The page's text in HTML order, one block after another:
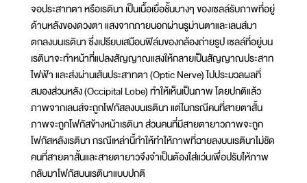
จอประสาทตา หรือเรตินา เป็นเนื้อเยื่อชั้นบางๆ ของเซลล์รับภาพที่อยู่
ด้านหลังของดวงตา แสงจากภายนอกผ่านรูม่านตาและเลนส์มา
ตกลงบนเรตินา ซึ่งเปรียบเสมือนฟิล์มของกล้องถ่ายรูป เซลล์ที่อยู่บน
เรตินาจะทำหน้าที่แปลงสัญญาณแสงให้กลายเป็นสัญญาณประสาท
ไฟฟ้า และส่งผ่านเส้นประสาทตา (Optic Nerve) ไปประมวลผลที่
สมองส่วนหลัง (Occipital Lobe) ทำให้เห็นเป็นภาพ โดยปกติแล้ว
ภาพจากเลนส์จะถูกโฟกัสลงบนเรตินา แต่ในกรณีคนที่สายตาสั้น
ภาพจะถูกโฟกัสข้างหน้าเรตินา ส่วนคนที่มีสายตายาวภาพจะถูก
โฟกัสหลังเรตินา กรณีเหล่านี้ทำให้ทำให้ภาพที่ฉายลงบนเรตินาไม่ชัด
คนที่สายตาสั้นและสายตายาวจึงจำเป็นต้องใส่แว่นเพื่อปรับให้ภาพ
กลับมาโฟกัสบนเรตินาแบบปกติ